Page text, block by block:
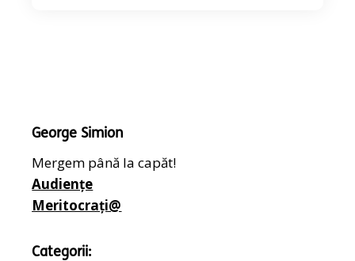
George Simion
Mergem până la capăt!
Audiențe
Meritocrați@
Categorii: